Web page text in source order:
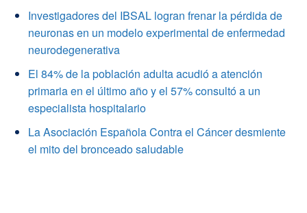
Investigadores del IBSAL logran frenar la pérdida de
neuronas en un modelo experimental de enfermedad
neurodegenerativa
El 84% de la población adulta acudió a atención
primaria en el último año y el 57% consultó a un
especialista hospitalario
La Asociación Española Contra el Cáncer desmiente
el mito del bronceado saludable